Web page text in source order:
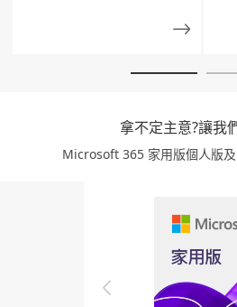
拿不定主意?讓我
Microsoft 365 家用版個人版